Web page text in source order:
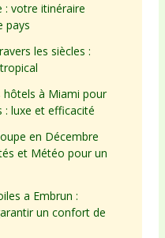
: votre itinéraire
pays
les siècles :
hôtels à Miami pour
: luxe et efficacité
en Décembre
et Météo pour un
a Embrun :
un confort de